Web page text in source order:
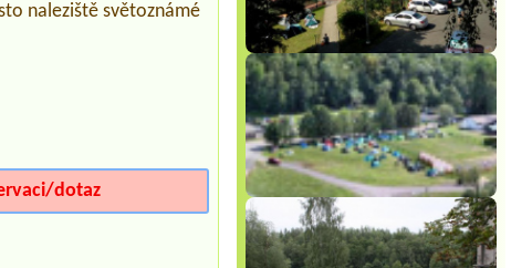
naleziště světoznámé
dotaz